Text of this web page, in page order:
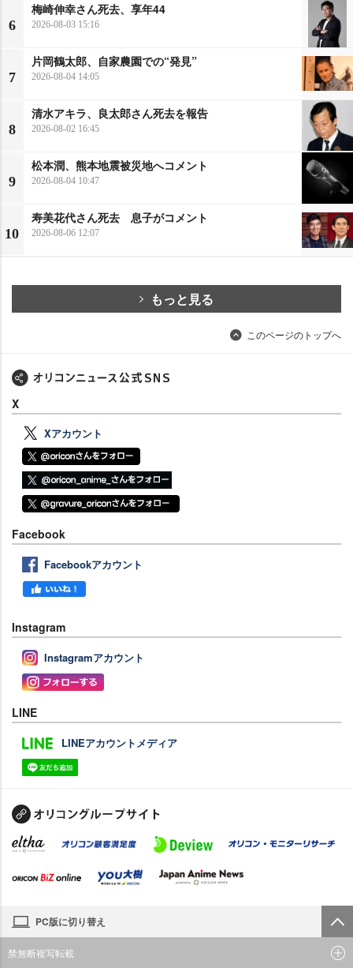
6
梅崎伸幸さん死去、享年44
2026-08-03 15:16
7
片岡鶴太郎、自家農園での“発見”
2026-08-04 14:05
8
清水アキラ、良太郎さん死去を報告
2026-08-02 16:45
9
松本潤、熊本地震被災地へコメント
2026-08-04 10:47
10
寿美花代さん死去 息子がコメント
2026-08-06 12:07
もっと見る
このページのトップへ
X
Xアカウント
Facebook
Facebookアカウント
Instagram
Instagramアカウント
LINE
LINEアカウントメディア
PC版に切り替え
禁無断複写転載